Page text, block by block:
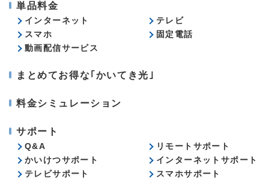
単品料金
インターネット
テレビ
スマホ
固定電話
動画配信サービス
まとめてお得な｢かいてき光｣
料金シミュレーション
サポート
Q&A
リモートサポート
かいけつサポート
インターネットサポート
テレビサポート
スマホサポート